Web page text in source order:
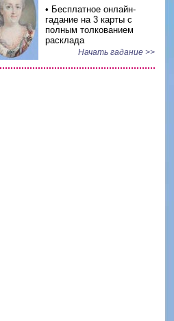
• Бесплатное онлайн-
гадание на 3 карты с
полным толкованием
расклада
Начать гадание >>